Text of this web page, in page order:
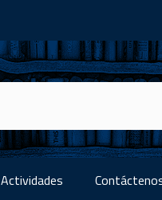
Actividades